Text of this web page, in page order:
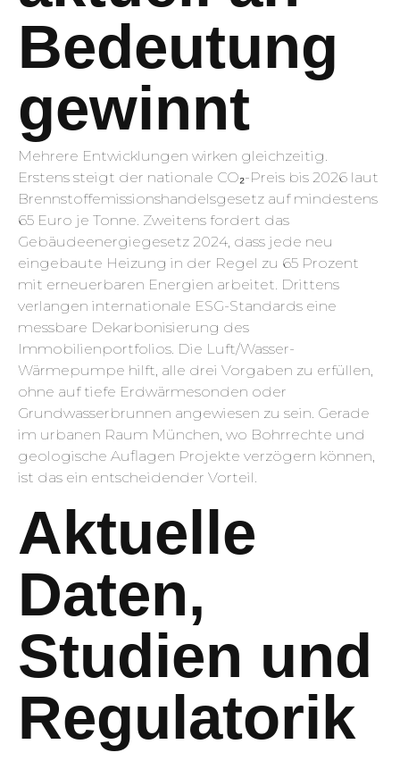
Bedeutung
gewinnt
Mehrere Entwicklungen wirken gleichzeitig.
Erstens steigt der nationale CO₂-Preis bis 2026 laut
Brennstoffemissionshandelsgesetz auf mindestens
65 Euro je Tonne. Zweitens fordert das
Gebäudeenergiegesetz 2024, dass jede neu
eingebaute Heizung in der Regel zu 65 Prozent
mit erneuerbaren Energien arbeitet. Drittens
verlangen internationale ESG-Standards eine
messbare Dekarbonisierung des
Immobilienportfolios. Die Luft/Wasser-
Wärmepumpe hilft, alle drei Vorgaben zu erfüllen,
ohne auf tiefe Erdwärmesonden oder
Grundwasserbrunnen angewiesen zu sein. Gerade
im urbanen Raum München, wo Bohrrechte und
geologische Auflagen Projekte verzögern können,
ist das ein entscheidender Vorteil.
Aktuelle
Daten,
Studien und
Regulatorik